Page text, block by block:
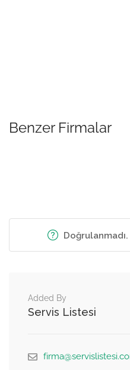
Benzer Firmalar
Added By
Servis Listesi